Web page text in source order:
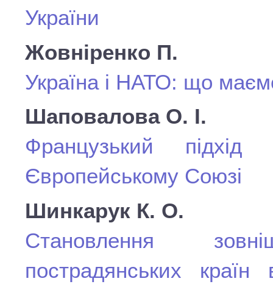
України
Жовніренко П.
Україна і НАТО: що
Шаповалова О. І.
Французький підхід
Європейському Союзі
Шинкарук К. О.
Становлення
пострадянських країн